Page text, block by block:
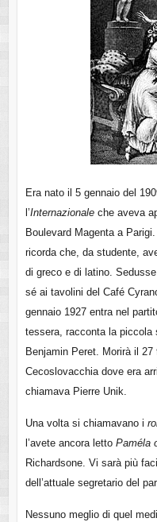
Era nato il 5 gennaio del
l’Internazionaleche aveva
Boulevard Magenta a
ricorda che, da studente,
di greco e di latino.
sé ai tavolini del Café
gennaio 1927 entra nel
tessera, racconta la
Benjamin Peret. Morirà il
Cecoslovacchia dove era
chiamava Pierre Unik.
Una volta si chiamavano i
l’avete ancora letto Paméla
Richardsone. Vi sarà più
dell’attuale segretario del
Nessuno meglio di quel